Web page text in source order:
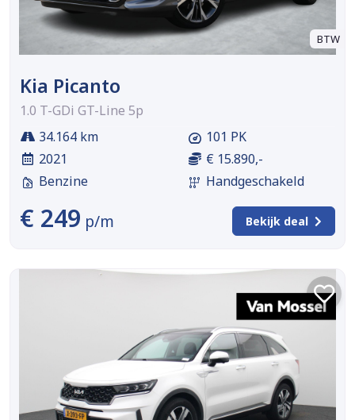
BTW
Kia Picanto
1.0 T-GDi GT-Line 5p
34.164 km
2021
Benzine
101 PK
€ 15.890,-
Handgeschakeld
€ 249 p/m Bekijk deal